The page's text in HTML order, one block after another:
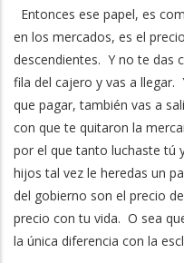
Entonces ese papel, es
en los mercados, es el
descendientes. Y no te das
fila del cajero y vas a
que pagar, también vas a
con que te quitaron la
por el que tanto luchaste tú
hijos tal vez le heredas un
del gobierno son el precio
precio con tu vida. O sea
la única diferencia con la